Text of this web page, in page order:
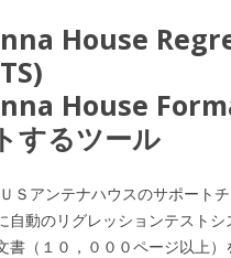
House
House
するツール
Ｓアンテナハウスのサポート
自動のリグレッションテスト
書（１０，０００ページ以上